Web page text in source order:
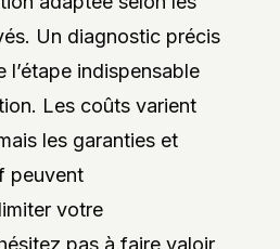
Un diagnostic précis
l’étape indispensable
Les coûts varient
les garanties et
peuvent
votre